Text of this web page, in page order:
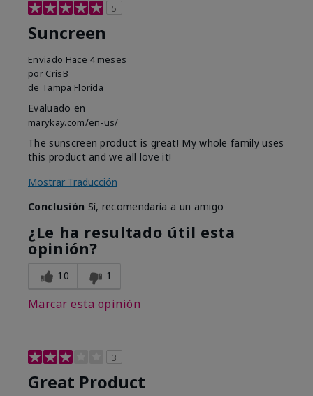
5
Suncreen
Enviado Hace 4 meses
por CrisB
de Tampa Florida
Evaluado en
marykay.com/en-us/
The sunscreen product is great! My whole family uses
this product and we all love it!
Mostrar Traducción
Conclusión Sí, recomendaría a un amigo
¿Le ha resultado útil esta
opinión?
10 1
Marcar esta opinión
3
Great Product